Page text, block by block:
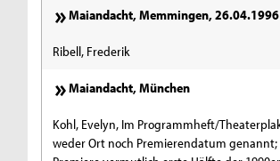
Maiandacht, Memmingen, 26.04.1996
Ribell, Frederik
Maiandacht, München
Kohl, Evelyn, Im Programmheft/
weder Ort noch Premierendatum